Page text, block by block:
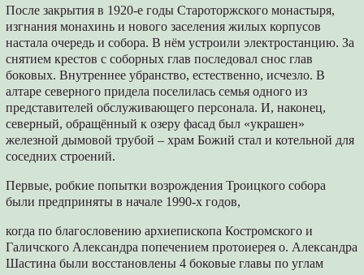
После закрытия в 1920-е годы Староторжского монастыря,
изгнания монахинь и нового заселения жилых корпусов
настала очередь и собора. В нём устроили электростанцию. За
снятием крестов с соборных глав последовал снос глав
боковых. Внутреннее убранство, естественно, исчезло. В
алтаре северного придела поселилась семья одного из
представителей обслуживающего персонала. И, наконец,
северный, обращённый к озеру фасад был «украшен»
железной дымовой трубой – храм Божий стал и котельной для
соседних строений.
Первые, робкие попытки возрождения Троицкого собора
были предприняты в начале 1990-х годов,
когда по благословению архиепископа Костромского и
Галичского Александра попечением протоиерея о. Александра
Шастина были восстановлены 4 боковые главы по углам